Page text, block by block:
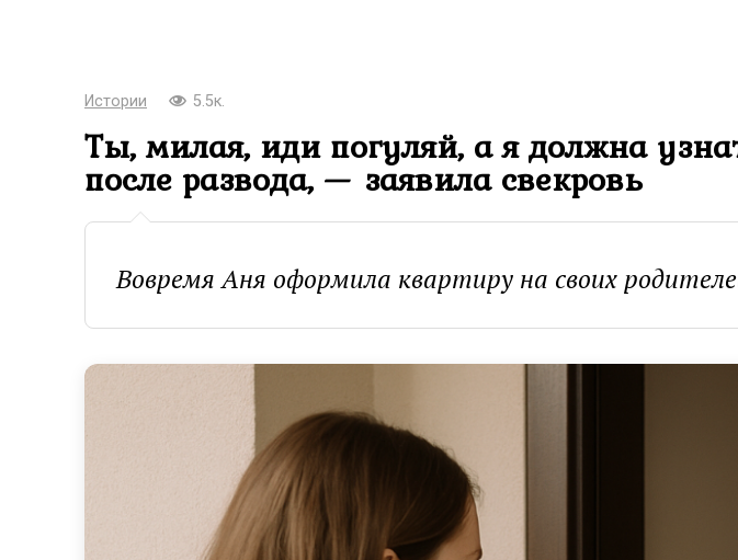
Истории 5.5к.
Ты, милая, иди погуляй, а я должна
после развода, — заявила свекровь
Вовремя Аня оформила квартиру на своих